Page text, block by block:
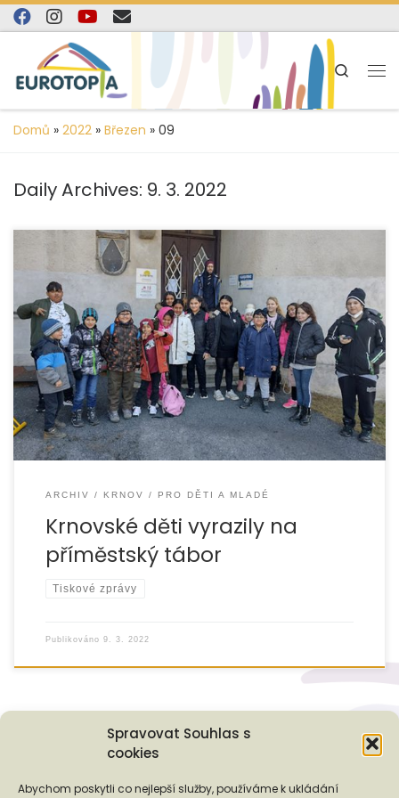
Spravovat Souhlas s
cookies
Abychom poskytli co nejlepší služby, používáme k ukládání
content
Skip to content
Search
Domů » 2022 » Březen » 09
Daily Archives: 9. 3. 2022
Během jarních prázdnin uspořádali pracovníci několik
výletu v rámci příměstského tábora pro děti z Krnova
a blízkého okolí. O programu jednotlivých výletů se více
ARCHIV KRNOV PRO DĚTI A MLADÉ
Krnovské děti vyrazily na
příměstský tábor
Tiskové zprávy
Publikováno 9. 3. 2022
Podporují nás...